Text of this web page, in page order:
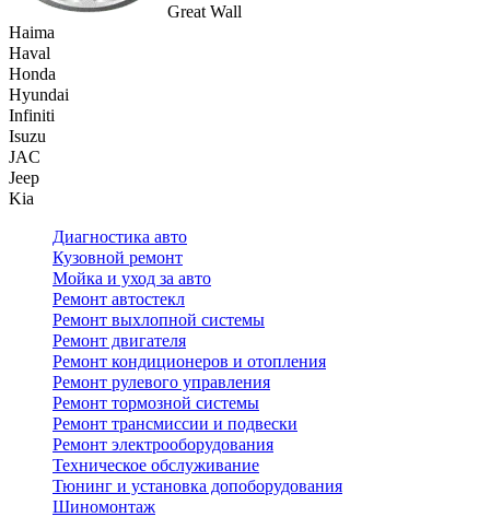
Great Wall
Haima
Haval
Honda
Hyundai
Infiniti
Isuzu
JAC
Jeep
Kia
Диагностика авто
Кузовной ремонт
Мойка и уход за авто
Ремонт автостекл
Ремонт выхлопной системы
Ремонт двигателя
Ремонт кондиционеров и отопления
Ремонт рулевого управления
Ремонт тормозной системы
Ремонт трансмиссии и подвески
Ремонт электрооборудования
Техническое обслуживание
Тюнинг и установка допоборудования
Шиномонтаж